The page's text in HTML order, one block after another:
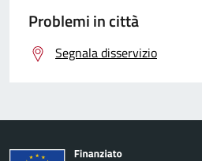
Problemi in città
Segnala disservizio